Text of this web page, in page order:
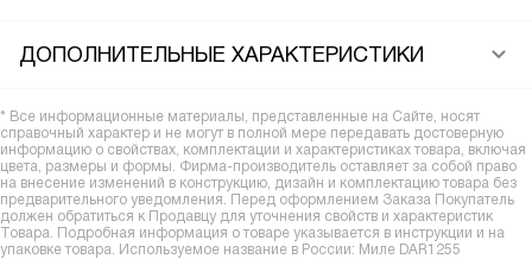
ДОПОЛНИТЕЛЬНЫЕ ХАРАКТЕРИСТИКИ
* Все информационные материалы, представленные на Сайте, носят
справочный характер и не могут в полной мере передавать достоверную
информацию о свойствах, комплектации и характеристиках товара, включая
цвета, размеры и формы. Фирма-производитель оставляет за собой право
на внесение изменений в конструкцию, дизайн и комплектацию товара без
предварительного уведомления. Перед оформлением Заказа Покупатель
должен обратиться к Продавцу для уточнения свойств и характеристик
Товара. Подробная информация о товаре указывается в инструкции и на
упаковке товара. Используемое название в России: Миле DAR1255